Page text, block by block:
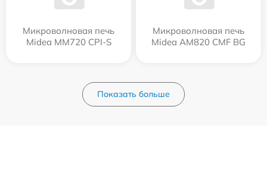
Микроволновая печь
Midea MM720 CPI-S
Микроволновая печь
Midea AM820 CMF BG
Показать больше